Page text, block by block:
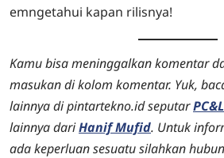
emngetahui kapan rilisnya!
Kamu bisa meninggalkan komentar
masukan di kolom komentar. Yuk,
lainnya di pintartekno.id seputar
lainnya dariHanif Mufid. Untuk
ada keperluan sesuatu silahkan